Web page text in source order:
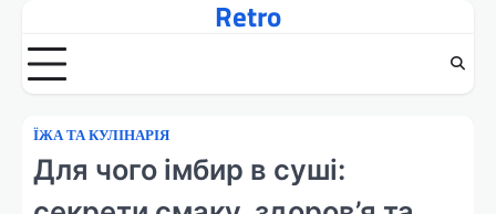
вмісту
Retro
ЇЖА ТА КУЛІНАРІЯ
Для чого імбир в суші: